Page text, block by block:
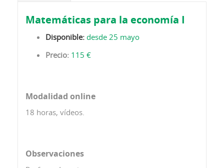
Matemáticas para la economía I
Disponible: desde 25 mayo
Precio: 115 €
Modalidad online
18 horas, vídeos.
Observaciones